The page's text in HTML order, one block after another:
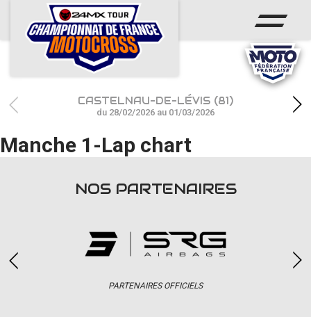
ACCUEIL
ACTUS
CALENDRIER
RÉSULTATS
PHOTOS / WEB TV
CASTELNAU-DE-LÉVIS (81)
du 28/02/2026 au 01/03/2026
Manche 1-Lap chart
NOS PARTENAIRES
PARTENAIRES OFFICIELS